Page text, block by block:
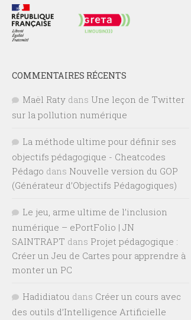
COMMENTAIRES RÉCENTS
Maël Raty dans Une leçon de Twitter
sur la pollution numérique
La méthode ultime pour définir ses
objectifs pédagogique - Cheatcodes
Pédago dans Nouvelle version du GOP
(Générateur d’Objectifs Pédagogiques)
Le jeu, arme ultime de l’inclusion
numérique – ePortFolio | JN
SAINTRAPT dans Projet pédagogique :
Créer un Jeu de Cartes pour apprendre à
monter un PC
Hadidiatou dans Créer un cours avec
des outils d’Intelligence Artificielle